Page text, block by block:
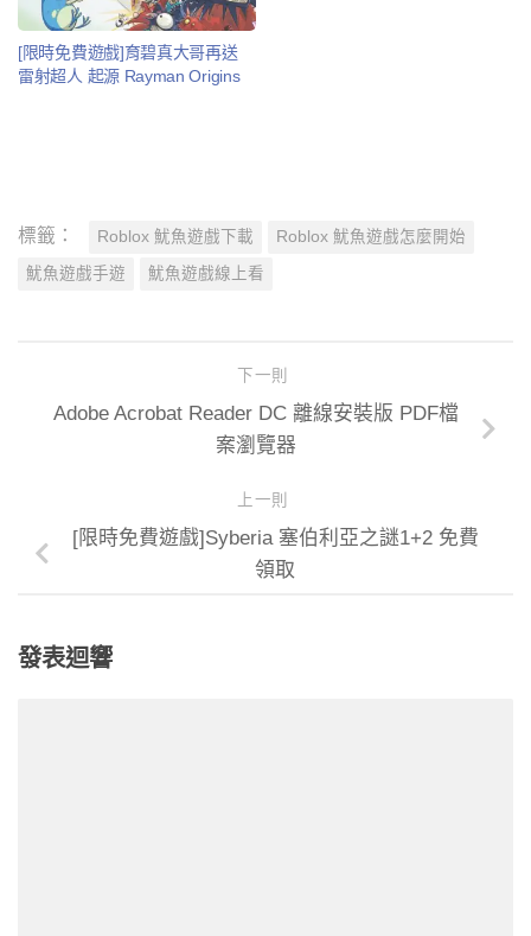
[限時免費遊戲]育碧真大哥再送
雷射超人 起源 Rayman Origins
標籤： Roblox 魷魚遊戲下載 Roblox 魷魚遊戲怎麼開始
魷魚遊戲手遊 魷魚遊戲線上看
下一則
Adobe Acrobat Reader DC 離線安裝版 PDF檔
案瀏覽器
上一則
[限時免費遊戲]Syberia 塞伯利亞之謎1+2 免費
領取
發表迴響